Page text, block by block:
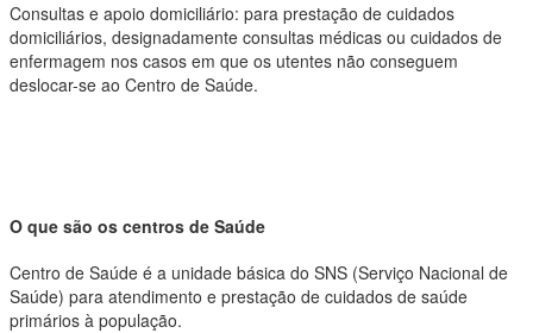
Consultas e apoio domiciliário: para prestação de cuidados
domiciliários, designadamente consultas médicas ou cuidados de
enfermagem nos casos em que os utentes não conseguem
deslocar-se ao Centro de Saúde.
O que são os centros de Saúde
Centro de Saúde é a unidade básica do SNS (Serviço Nacional de
Saúde) para atendimento e prestação de cuidados de saúde
primários à população.